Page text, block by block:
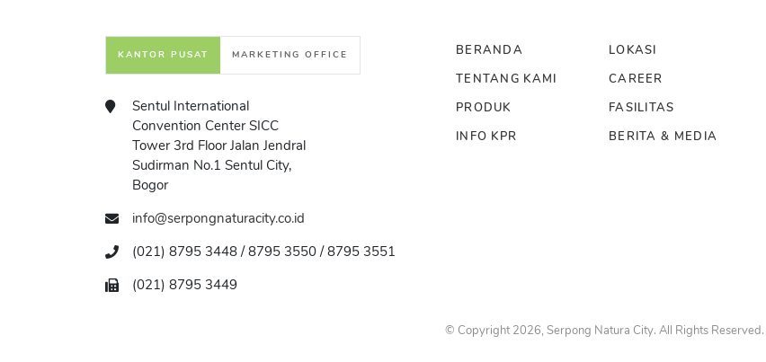
KANTOR PUSAT MARKETING OFFICE
Sentul International
Convention Center SICC
Tower 3rd Floor Jalan Jendral
Sudirman No.1 Sentul City,
Bogor
info@serpongnaturacity.co.id
(021) 8795 3448 / 8795 3550 / 8795 3551
(021) 8795 3449
BERANDA
LOKASI
TENTANG KAMI
CAREER
PRODUK
FASILITAS
INFO KPR
BERITA & MEDIA
© Copyright 2026, Serpong Natura City. All Rights Reserved.